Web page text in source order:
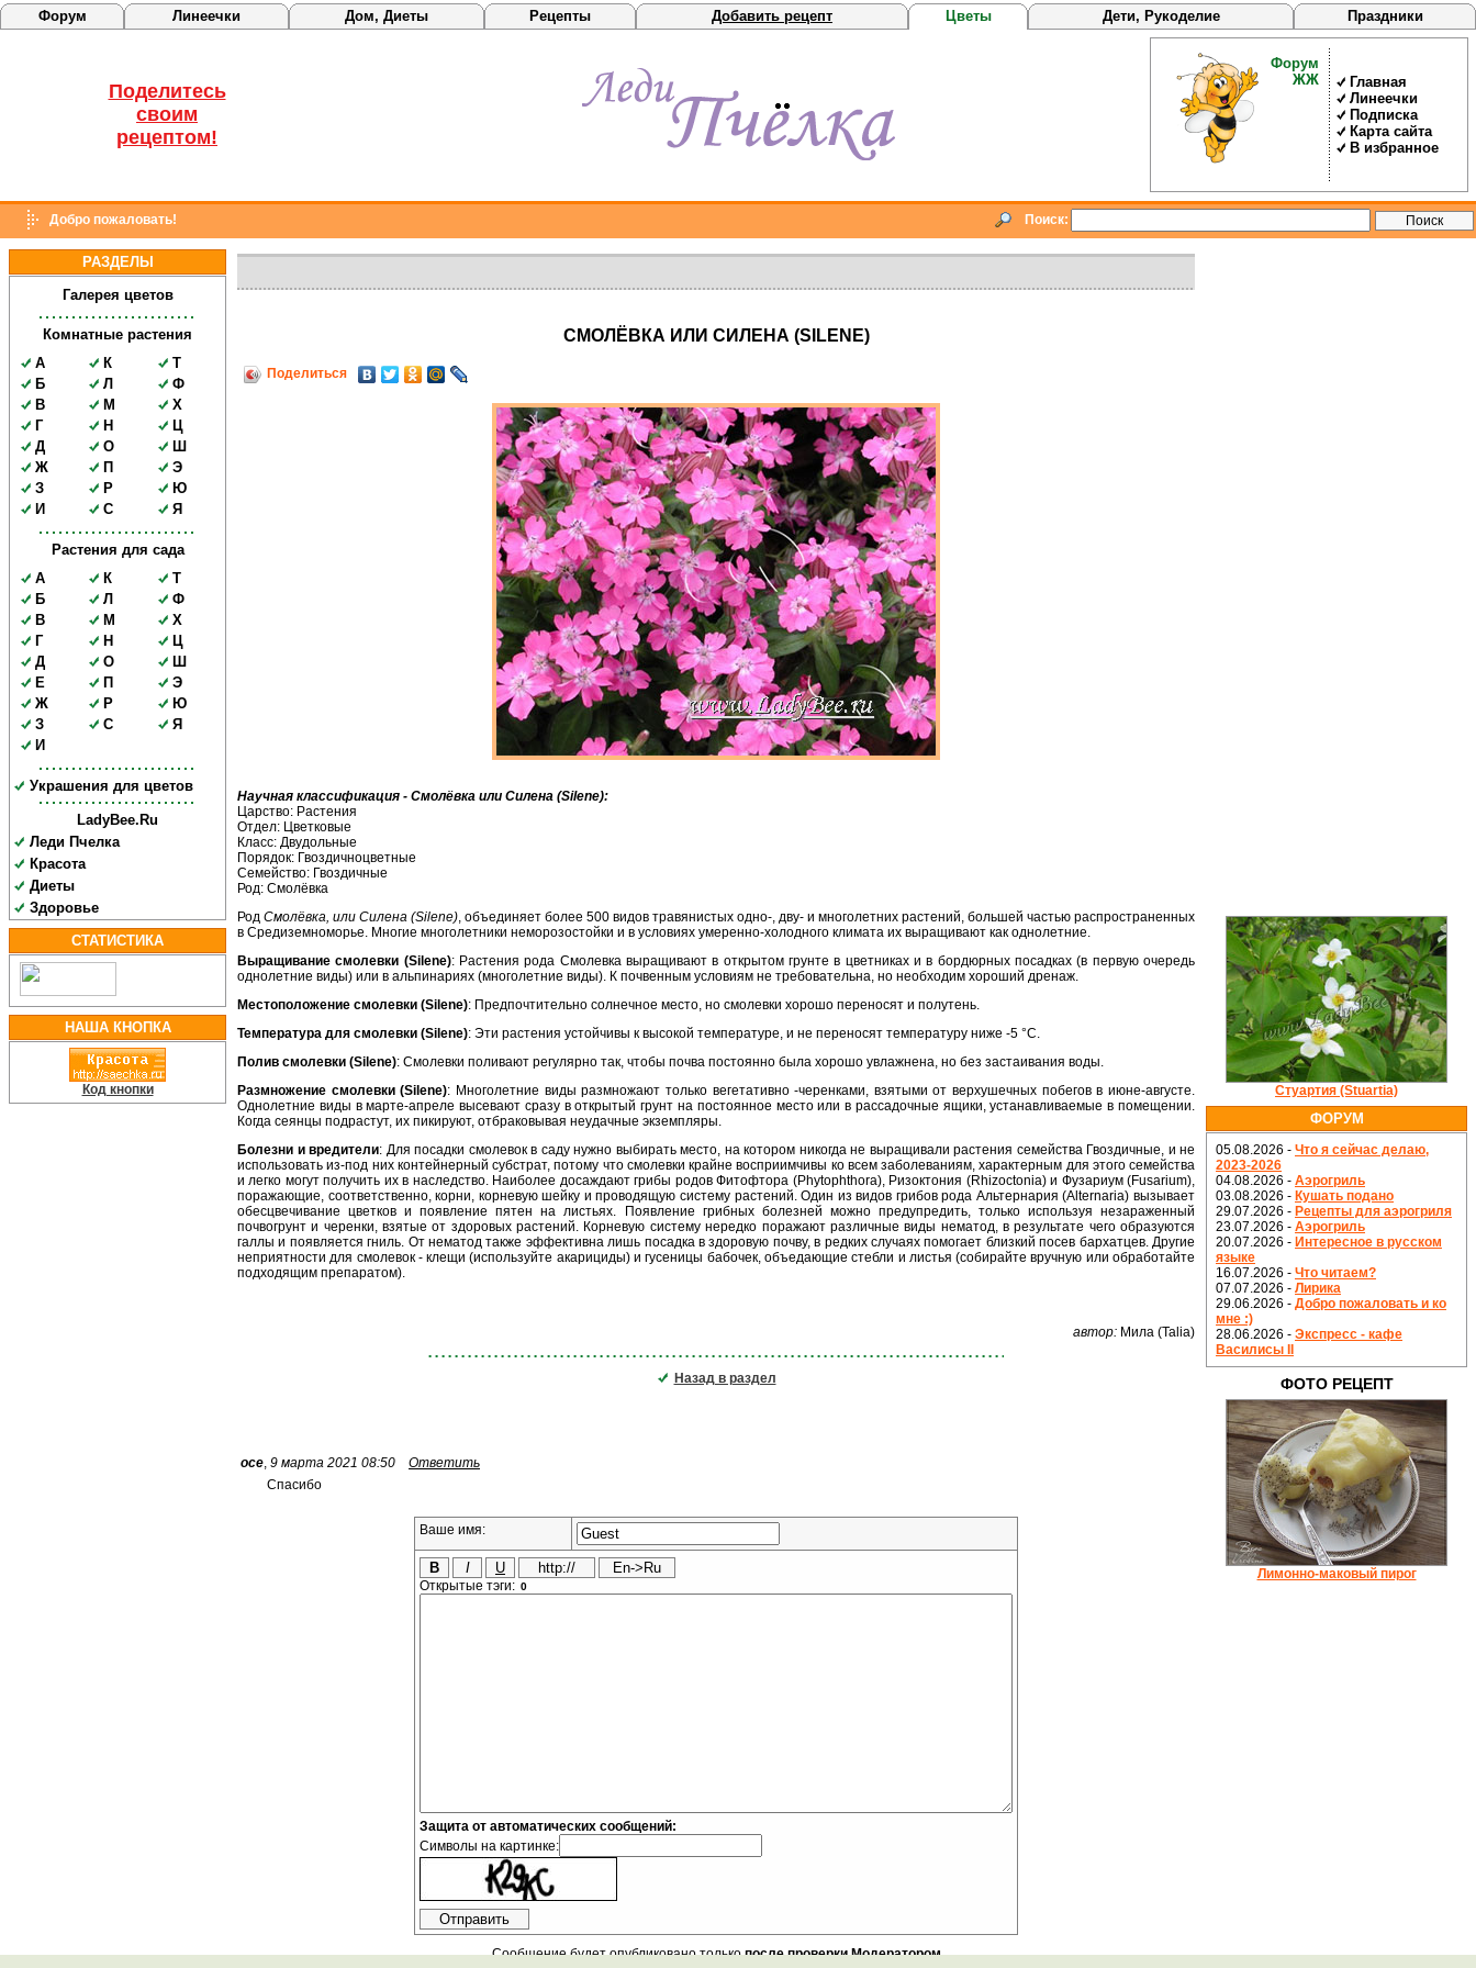
Форум Линеечки Дом, Диеты Рецепты Добавить рецепт Цветы Дети, Рукоделие Праздники
Поделитесь
своим
рецептом!
Форум
ЖЖ
Главная
Линеечки
Подписка
Карта сайта
В избранное
Добро пожаловать! Поиск:
РАЗДЕЛЫ
Галерея цветов
Комнатные растения
А
Б
В
Г
Д
Ж
З
И
К
Л
М
Н
О
П
Р
С
Т
Ф
Х
Ц
Ш
Э
Ю
Я
Растения для сада
А
Б
В
Г
Д
Е
Ж
З
И
К
Л
М
Н
О
П
Р
С
Т
Ф
Х
Ц
Ш
Э
Ю
Я
Украшения для цветов
LadyBee.Ru
Леди Пчелка
Красота
Диеты
Здоровье
СТАТИСТИКА
НАША КНОПКА
Код кнопки
СМОЛЁВКА ИЛИ СИЛЕНА (SILENE)
Поделиться
Научная классификация - Смолёвка или Силена (Silene):
Царство: Растения
Отдел: Цветковые
Класс: Двудольные
Порядок: Гвоздичноцветные
Семейство: Гвоздичные
Род: Смолёвка
Род Смолёвка, или Силена (Silene), объединяет более 500 видов травянистых одно-, дву- и многолетних растений, большей частью распространенных
в Средиземноморье. Многие многолетники неморозостойки и в условиях умеренно-холодного климата их выращивают как однолетние.
Выращивание смолевки (Silene): Растения рода Смолевка выращивают в открытом грунте в цветниках и в бордюрных посадках (в первую очередь
однолетние виды) или в альпинариях (многолетние виды). К почвенным условиям не требовательна, но необходим хороший дренаж.
Местоположение смолевки (Silene): Предпочтительно солнечное место, но смолевки хорошо переносят и полутень.
Температура для смолевки (Silene): Эти растения устойчивы к высокой температуре, и не переносят температуру ниже -5 °С.
Полив смолевки (Silene): Смолевки поливают регулярно так, чтобы почва постоянно была хорошо увлажнена, но без застаивания воды.
Размножение смолевки (Silene): Многолетние виды размножают только вегетативно -черенками, взятыми от верхушечных побегов в июне-августе.
Однолетние виды в марте-апреле высевают сразу в открытый грунт на постоянное место или в рассадочные ящики, устанавливаемые в помещении.
Когда сеянцы подрастут, их пикируют, отбраковывая неудачные экземпляры.
Болезни и вредители: Для посадки смолевок в саду нужно выбирать место, на котором никогда не выращивали растения семейства Гвоздичные, и не
использовать из-под них контейнерный субстрат, потому что смолевки крайне восприимчивы ко всем заболеваниям, характерным для этого семейства
и легко могут получить их в наследство. Наиболее досаждают грибы родов Фитофтора (Phytophthora), Ризоктония (Rhizoctonia) и Фузариум (Fusarium),
поражающие, соответственно, корни, корневую шейку и проводящую систему растений. Один из видов грибов рода Альтернария (Alternaria) вызывает
обесцвечивание цветков и появление пятен на листьях. Появление грибных болезней можно предупредить, только используя незараженный
почвогрунт и черенки, взятые от здоровых растений. Корневую систему нередко поражают различные виды нематод, в результате чего образуются
галлы и появляется гниль. От нематод также эффективна лишь посадка в здоровую почву, в редких случаях помогает близкий посев бархатцев. Другие
неприятности для смолевок - клещи (используйте акарициды) и гусеницы бабочек, объедающие стебли и листья (собирайте вручную или обработайте
подходящим препаратом).
автор: Мила (Talia)
Назад в раздел
oce, 9 марта 2021 08:50
Ответить
Спасибо
Ваше имя:
Открытые тэги:
Защита от автоматических сообщений:
Символы на картинке:
Сообщение будет опубликовано толькопосле проверки Модератором
Стуартия (Stuartia)
ФОРУМ
05.08.2026 - Что я сейчас делаю,
2023-2026
04.08.2026 - Аэрогриль
03.08.2026 - Кушать подано
29.07.2026 - Рецепты для аэрогриля
23.07.2026 - Аэрогриль
20.07.2026 - Интересное в русском
языке
16.07.2026 - Что читаем?
07.07.2026 - Лирика
29.06.2026 - Добро пожаловать и ко
мне :)
28.06.2026 - Экспресс - кафе
Василисы II
ФОТО РЕЦЕПТ
Лимонно-маковый пирог